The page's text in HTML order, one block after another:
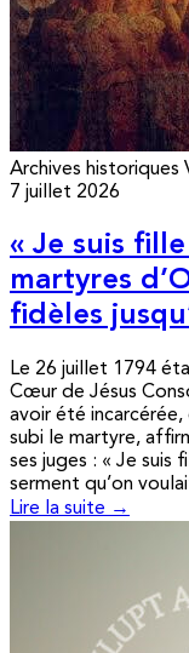
Archives historiques
7 juillet 2026
« Je suis
martyres
fidèles
Le 26 juillet 1794
Cœur de Jésus
avoir été
subi le martyre,
ses juges : « Je suis
serment qu’on
Lire la suite →